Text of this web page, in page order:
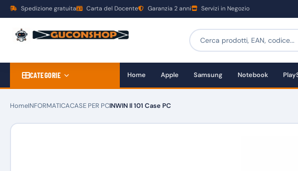
Spedizione gratuita Carta del Docente Garanzia 2 anni Servizi in Negozio
CATEGORIE Home Apple Samsung Notebook
HomeINFORMATICACASE PER PCINWIN Il 101 Case PC